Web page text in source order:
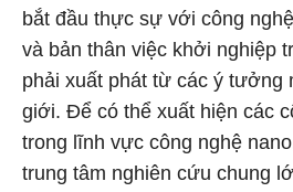
bắt đầu thực sự với công
và bản thân việc khởi nghiệp
phải xuất phát từ các ý tưởng
giới. Để có thể xuất hiện các
trong lĩnh vực công nghệ
trung tâm nghiên cứu chung